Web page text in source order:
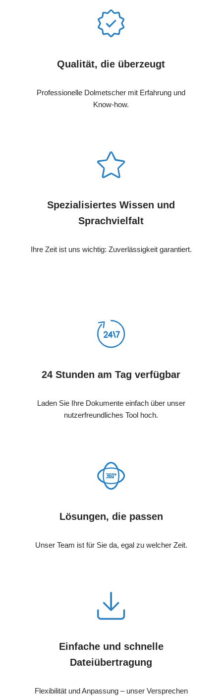
Qualität, die überzeugt
Professionelle Dolmetscher mit Erfahrung und
Know-how.
Spezialisiertes Wissen und
Sprachvielfalt
Ihre Zeit ist uns wichtig: Zuverlässigkeit garantiert.
24 Stunden am Tag verfügbar
Laden Sie Ihre Dokumente einfach über unser
nutzerfreundliches Tool hoch.
Lösungen, die passen
Unser Team ist für Sie da, egal zu welcher Zeit.
Einfache und schnelle
Dateiübertragung
Flexibilität und Anpassung – unser Versprechen